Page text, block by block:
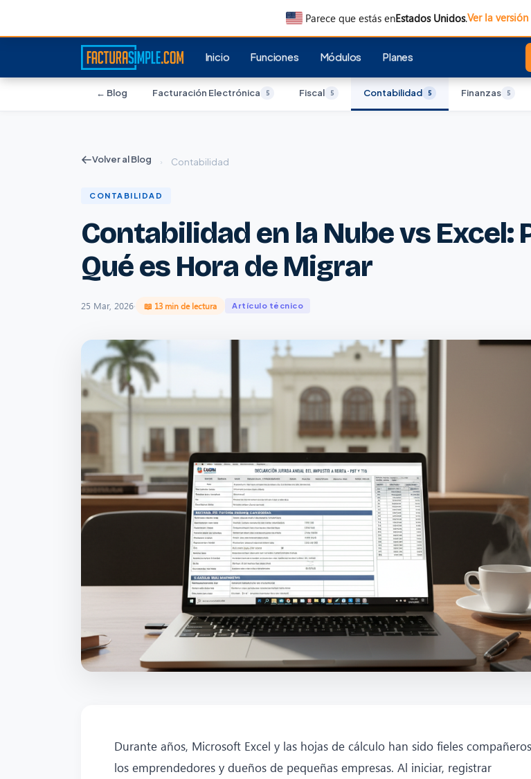
Parece que estás enEstados Unidos.Ver la
Inicio Funciones Módulos Planes
← Blog Facturación Electrónica 5 Fiscal 5 Contabilidad 5 Finanzas 5
Volver al Blog › Contabilidad
CONTABILIDAD
Contabilidad en la Nube vs Excel:
Qué es Hora de Migrar
25 Mar, 2026· 📖 13 min de lectura Artículo técnico
Durante años, Microsoft Excel y las hojas de cálculo han sido fieles
los emprendedores y dueños de pequeñas empresas. Al iniciar, registrar